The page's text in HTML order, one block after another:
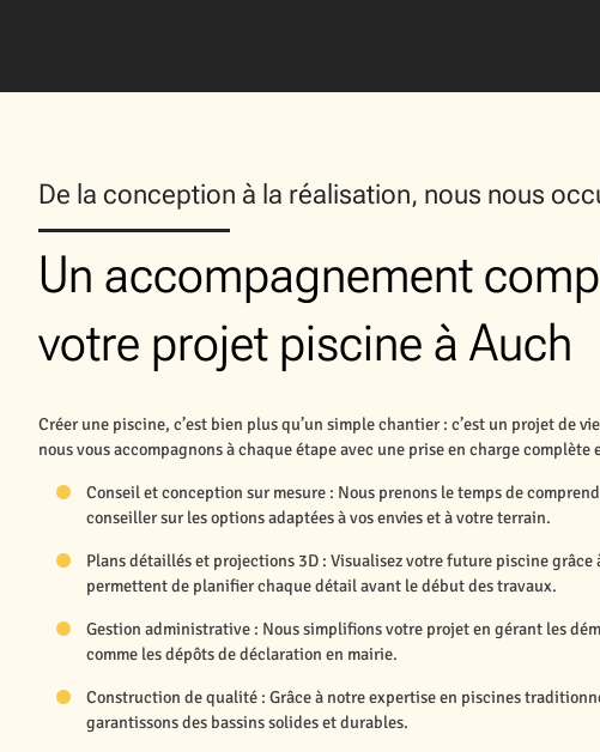
De la conception à la réalisation, nous nous
Un accompagnement
votre projet piscine à Auch
Créer une piscine, c’est bien plus qu’un simple chantier : c’est un projet de
nous vous accompagnons à chaque étape avec une prise en charge complète
Conseil et conception sur mesure : Nous prenons le temps de
conseiller sur les options adaptées à vos envies et à votre terrain.
Plans détaillés et projections 3D : Visualisez votre future piscine grâce
permettent de planifier chaque détail avant le début des travaux.
Gestion administrative : Nous simplifions votre projet en gérant les
comme les dépôts de déclaration en mairie.
Construction de qualité : Grâce à notre expertise en piscines
garantissons des bassins solides et durables.